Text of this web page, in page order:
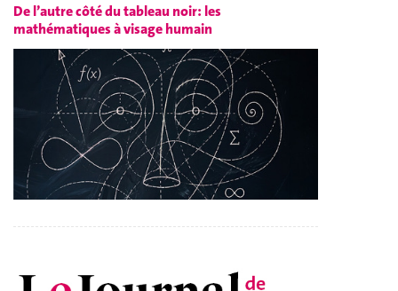
De l’autre côté du tableau noir: les
mathématiques à visage humain